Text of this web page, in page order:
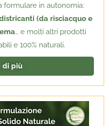
formulare in autonomia:
(da risciacquo e
… e molti altri prodotti
e 100% naturali.
di più